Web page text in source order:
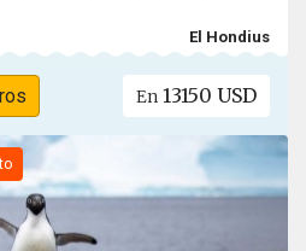
El Hondius
En 13150 USD